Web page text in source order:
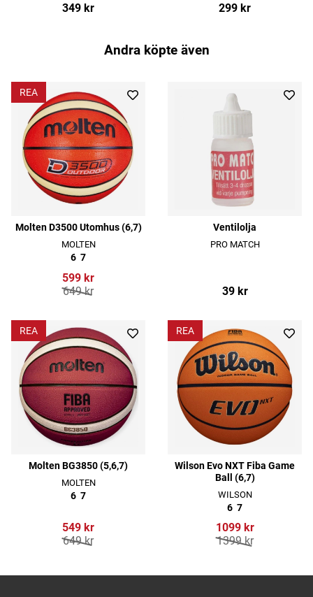
349 kr 299 kr
Andra köpte även
REA
Molten D3500 Utomhus (6,7)
MOLTEN
6 7
599 kr
649 kr
Ventilolja
PRO MATCH
39 kr
REA
Molten BG3850 (5,6,7)
MOLTEN
6 7
549 kr
649 kr
REA
Wilson Evo NXT Fiba Game
Ball (6,7)
WILSON
6 7
1099 kr
1399 kr